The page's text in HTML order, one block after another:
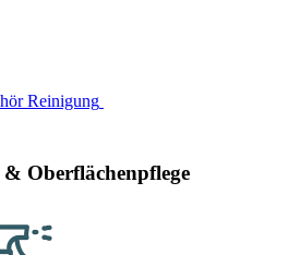
Reinigung
Oberflächenpflege